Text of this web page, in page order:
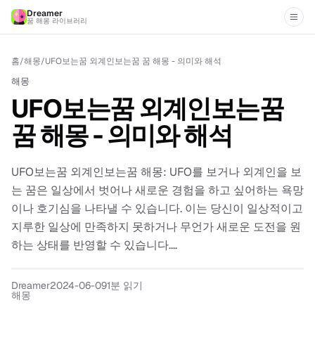
Dreamer
꿈 해몽 라이브러리
홈/해몽/UFO보는꿈 외계인보는꿈 꿈 해몽 - 의미와 해석
해몽
UFO보는꿈 외계인보는꿈
꿈 해몽 - 의미와 해석
UFO보는꿈 외계인보는꿈 해몽: UFO를 보거나 외계인을 보
는 꿈은 일상에서 벗어나 새로운 경험을 하고 싶어하는 욕망
이나 호기심을 나타낼 수 있습니다. 이는 당신이 일상적이고
지루한 일상에 만족하지 못하거나 무언가 새로운 도전을 원
하는 상태를 반영할 수 있습니다....
Dreamer2024-06-091분 읽기
해몽